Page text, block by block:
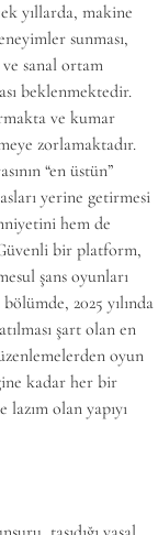
yıllarda, makine
sunması,
sanal ortam
beklenmektedir.
ve kumar
zorlamaktadır.
“en üstün”
yerine getirmesi
hem de
bir platform,
şans oyunları
2025 yılında
şart olan en
oyun
kadar her bir
olan yapıyı